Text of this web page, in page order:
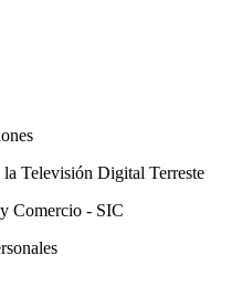
la Televisión Digital Terreste
Comercio - SIC